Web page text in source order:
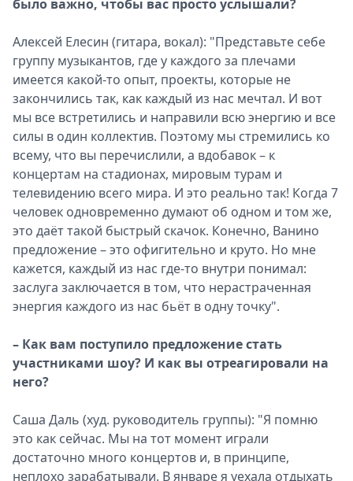
было важно, чтобы вас просто услышали?
Алексей Елесин (гитара, вокал): "Представьте себе
группу музыкантов, где у каждого за плечами
имеется какой-то опыт, проекты, которые не
закончились так, как каждый из нас мечтал. И вот
мы все встретились и направили всю энергию и все
силы в один коллектив. Поэтому мы стремились ко
всему, что вы перечислили, а вдобавок – к
концертам на стадионах, мировым турам и
телевидению всего мира. И это реально так! Когда 7
человек одновременно думают об одном и том же,
это даёт такой быстрый скачок. Конечно, Ванино
предложение – это офигительно и круто. Но мне
кажется, каждый из нас где-то внутри понимал:
заслуга заключается в том, что нерастраченная
энергия каждого из нас бьёт в одну точку".
– Как вам поступило предложение стать
участниками шоу? И как вы отреагировали на
него?
Саша Даль (худ. руководитель группы): "Я помню
это как сейчас. Мы на тот момент играли
достаточно много концертов и, в принципе,
неплохо зарабатывали. В январе я уехала отдыхать